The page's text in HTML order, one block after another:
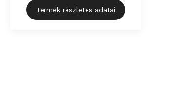
Termék részletes adatai